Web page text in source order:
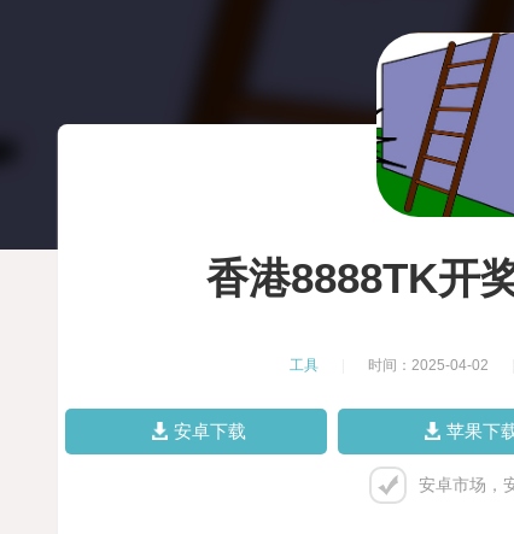
香港8888TK开
工具 时间：2025-04-02
安卓下载 苹果下
安卓市场，